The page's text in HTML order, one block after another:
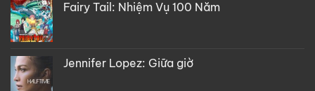
Fairy Tail: Nhiệm Vụ 100 Năm
Jennifer Lopez: Giữa giờ